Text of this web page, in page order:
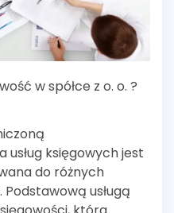
w spółce z o. o. ?
księgowych jest
do różnych
usługą